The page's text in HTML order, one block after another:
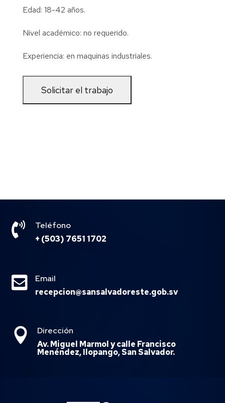
Edad: 18-42 años.
Nivel académico: no requerido.
Experiencia: en maquinas industriales.

Teléfono
+ (503) 7651 1702

Email
recepcion@sansalvadoreste.gob.sv

Dirección
Av. Miguel Marmol y calle Francisco
Menéndez, Ilopango, San Salvador.